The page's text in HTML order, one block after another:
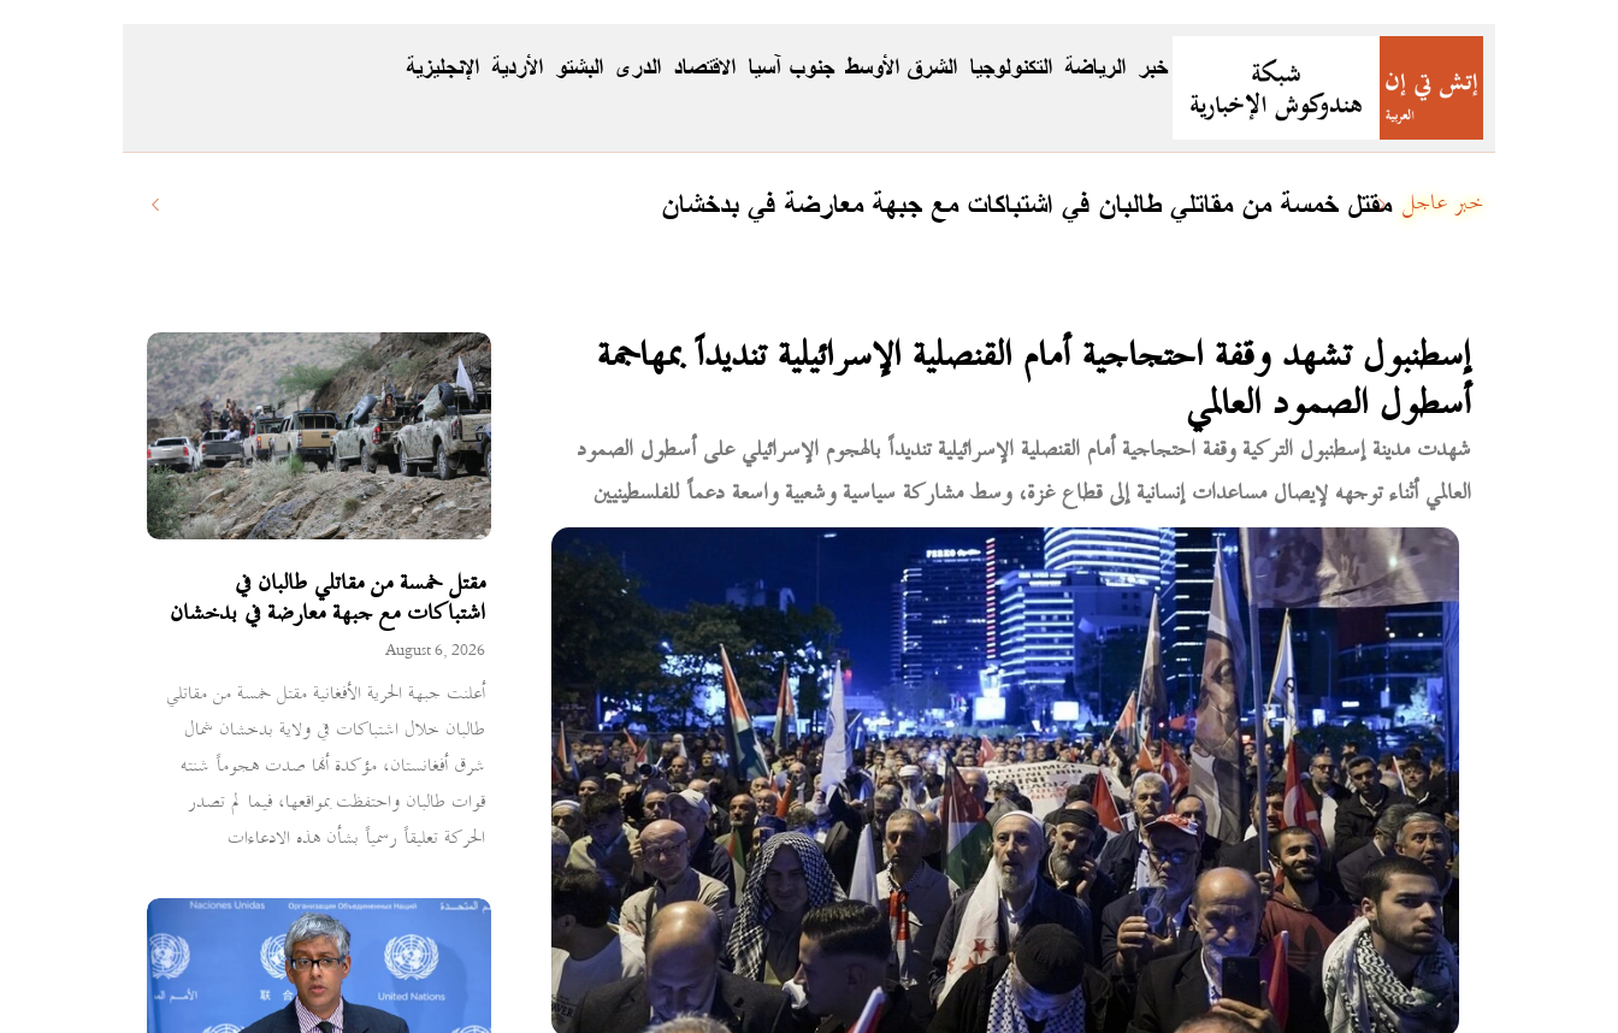
الاقتصاد جنوب آسيا الشرق الأوسط التكنولوجيا الرياضة خبر الإنجليزية الأردية البشتو الدری
مقتل خمسة من مقاتلي طالبان في اشتباكات مع جبهة معارضة في بدخشان خبر عاجل
مقتل خمسة من مقاتلي طالبان في
اشتباكات مع جبهة معارضة في بدخشان
August 6, 2026
أعلنت جبهة الحرية الأفغانية مقتل خمسة من مقاتلي
طالبان خلال اشتباكات في ولاية بدخشان شمال
شرق أفغانستان، مؤكدة أنها صدت هجوماً شنته
قوات طالبان واحتفظت بمواقعها، فيما لم تصدر
الحركة تعليقاً رسمياً بشأن هذه الادعاءات
إسطنبول تشهد وقفة احتجاجية أمام القنصلية الإسرائيلية تنديداً بمهاجمة
أسطول الصمود العالمي
شهدت مدينة إسطنبول التركية وقفة احتجاجية أمام القنصلية الإسرائيلية تنديداً بالهجوم الإسرائيلي على أسطول الصمود
العالمي أثناء توجهه لإيصال مساعدات إنسانية إلى قطاع غزة، وسط مشاركة سياسية وشعبية واسعة دعماً للفلسطينيين